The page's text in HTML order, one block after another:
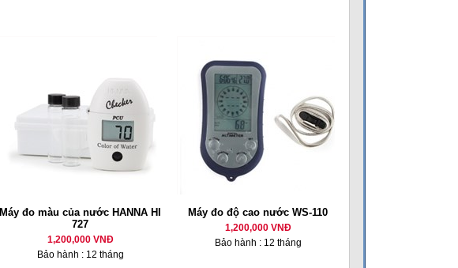
Máy đo màu của nước HANNA HI
727
1,200,000 VNĐ
Bảo hành : 12 tháng
Máy đo độ cao nước WS-110
1,200,000 VNĐ
Bảo hành : 12 tháng